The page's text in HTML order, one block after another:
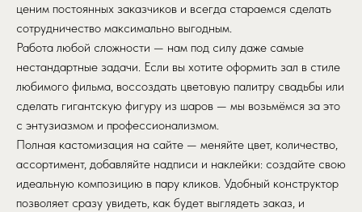
ценим постоянных заказчиков и всегда стараемся сделать
сотрудничество максимально выгодным.
Работа любой сложности — нам под силу даже самые
нестандартные задачи. Если вы хотите оформить зал в стиле
любимого фильма, воссоздать цветовую палитру свадьбы или
сделать гигантскую фигуру из шаров — мы возьмёмся за это
с энтузиазмом и профессионализмом.
Полная кастомизация на сайте — меняйте цвет, количество,
ассортимент, добавляйте надписи и наклейки: создайте свою
идеальную композицию в пару кликов. Удобный конструктор
позволяет сразу увидеть, как будет выглядеть заказ, и